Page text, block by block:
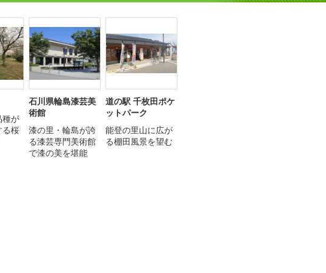
種が
る桜
石川県輪島漆芸美
術館
漆の里・輪島が誇
る漆芸専門美術館
で漆の美を堪能
道の駅 千枚田ポケ
ットパーク
能登の里山に広が
る棚田風景を望む